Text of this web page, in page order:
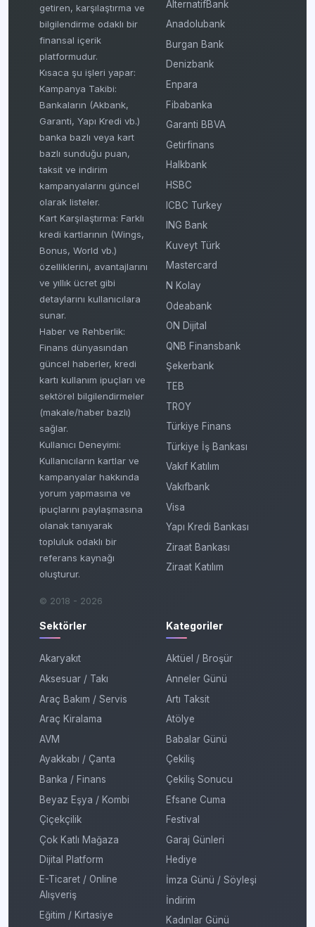
getiren, karşılaştırma ve
bilgilendirme odaklı bir
finansal içerik
platformudur.
Kısaca şu işleri yapar:
Kampanya Takibi:
Bankaların (Akbank,
Garanti, Yapı Kredi vb.)
banka bazlı veya kart
bazlı sunduğu puan,
taksit ve indirim
kampanyalarını güncel
olarak listeler.
Kart Karşılaştırma: Farklı
kredi kartlarının (Wings,
Bonus, World vb.)
özelliklerini, avantajlarını
ve yıllık ücret gibi
detaylarını kullanıcılara
sunar.
Haber ve Rehberlik:
Finans dünyasından
güncel haberler, kredi
kartı kullanım ipuçları ve
sektörel bilgilendirmeler
(makale/haber bazlı)
sağlar.
Kullanıcı Deneyimi:
Kullanıcıların kartlar ve
kampanyalar hakkında
yorum yapmasına ve
ipuçlarını paylaşmasına
olanak tanıyarak
topluluk odaklı bir
referans kaynağı
oluşturur.
© 2018 - 2026
AlternatifBank
Anadolubank
Burgan Bank
Denizbank
Enpara
Fibabanka
Garanti BBVA
Getirfinans
Halkbank
HSBC
ICBC Turkey
ING Bank
Kuveyt Türk
Mastercard
N Kolay
Odeabank
ON Dijital
QNB Finansbank
Şekerbank
TEB
TROY
Türkiye Finans
Türkiye İş Bankası
Vakıf Katılım
Vakıfbank
Visa
Yapı Kredi Bankası
Ziraat Bankası
Ziraat Katılım
Sektörler
Akaryakıt
Aksesuar / Takı
Araç Bakım / Servis
Araç Kiralama
AVM
Ayakkabı / Çanta
Banka / Finans
Beyaz Eşya / Kombi
Çiçekçilik
Çok Katlı Mağaza
Dijital Platform
E-Ticaret / Online
Alışveriş
Eğitim / Kırtasiye
Kategoriler
Aktüel / Broşür
Anneler Günü
Artı Taksit
Atölye
Babalar Günü
Çekiliş
Çekiliş Sonucu
Efsane Cuma
Festival
Garaj Günleri
Hediye
İmza Günü / Söyleşi
İndirim
Kadınlar Günü